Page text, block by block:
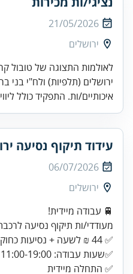
21/05/2026
ירושלים
לאולמות התצוגה של טובול
ירושלים (תלפיות) ולח"י בני
איכותיים/ות. התפקיד כולל
עידוד תיקוף נסיעה
06/07/2026
ירושלים
מעודדי/ות תיקוף נסיעה
✅ התחלה מיידית